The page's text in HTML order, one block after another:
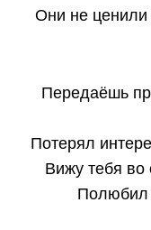
Они не ценили
Передаёшь
Потерял
Вижу тебя во
Полюбил